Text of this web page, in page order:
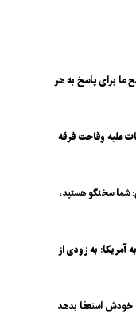
ما برای پاسخ به هر
علیه وقاحت فرقه
شما سخنگو هستید،
به زودی از
خودش استعفا بدهد